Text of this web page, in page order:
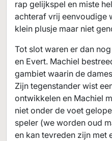
rap gelijkspel en miste
achteraf vrij eenvoudige
klein plusje maar niet
Tot slot waren er dan
en Evert. Machiel
gambiet waarin de
Zijn tegenstander wist
ontwikkelen en Machiel
niet onder de voet
speler (we worden oud
en kan tevreden zijn met